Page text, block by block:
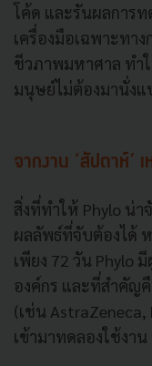
โค้ด และรันผลการ
เครื่องมือเฉพาะทา
ชีวภาพมหาศาล ทำ
มนุษย์ไม่ต้องมานั่งแ
จากงาน ‘สัปดาห์’ เ
สิ่งที่ทำให้ Phylo น่
ผลลัพธ์ที่จับต้องได้ ห
เพียง 72 วัน Phylo
องค์กร และที่สำคัญ
(เช่น
เข้ามาทดลองใช้งาน